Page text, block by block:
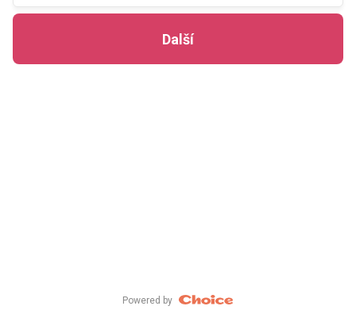
Další
Powered by